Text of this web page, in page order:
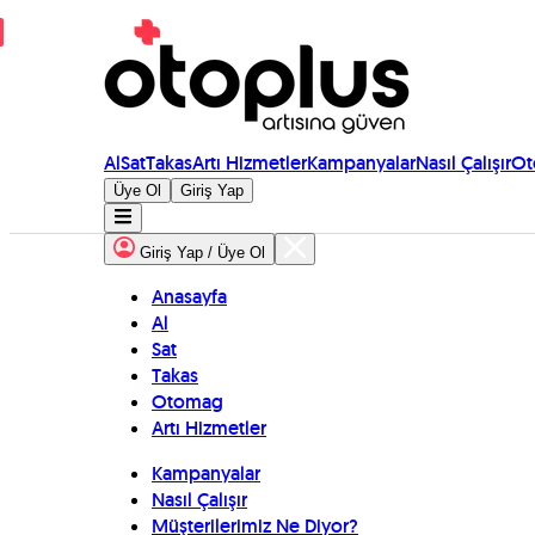
AlSatTakasArtı HizmetlerKampanyalarNasıl Çalışır
Üye Ol Giriş Yap
Giriş Yap / Üye Ol
Anasayfa
Al
Sat
Takas
Otomag
Artı Hizmetler
Kampanyalar
Nasıl Çalışır
Müşterilerimiz Ne Diyor?